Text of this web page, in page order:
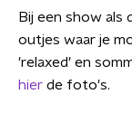
Bij een show als
outjes waar je
'relaxed' en
hier de foto's.